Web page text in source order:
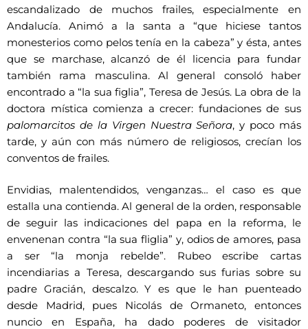
escandalizado de muchos frailes, especialmente en
Andalucía. Animó a la santa a “que hiciese tantos
monesterios como pelos tenía en la cabeza” y ésta, antes
que se marchase, alcanzó de él licencia para fundar
también rama masculina. Al general consoló haber
encontrado a “la sua figlia”, Teresa de Jesús. La obra de la
doctora mística comienza a crecer: fundaciones de sus
palomarcitos de la Virgen Nuestra Señora, y poco más
tarde, y aún con más número de religiosos, crecían los
conventos de frailes.
Envidias, malentendidos, venganzas… el caso es que
estalla una contienda. Al general de la orden, responsable
de seguir las indicaciones del papa en la reforma, le
envenenan contra “la sua fliglia” y, odios de amores, pasa
a ser “la monja rebelde”. Rubeo escribe cartas
incendiarias a Teresa, descargando sus furias sobre su
padre Gracián, descalzo. Y es que le han puenteado
desde Madrid, pues Nicolás de Ormaneto, entonces
nuncio en España, ha dado poderes de visitador